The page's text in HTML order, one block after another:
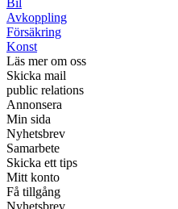
Bil
Avkoppling
Försäkring
Konst
Läs mer om oss
Skicka mail
public relations
Annonsera
Min sida
Nyhetsbrev
Samarbete
Skicka ett tips
Mitt konto
Få tillgång